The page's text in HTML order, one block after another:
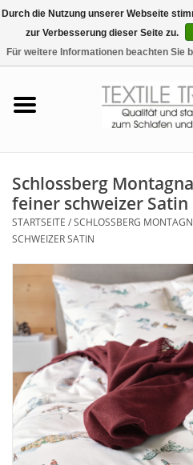
Tag & Nachtwäsche
Badezimmer & Sauna
Haus-Bademäntel
Plaids, Decken, Kissen
Mode & Accessoires
Schlossberg
feiner schweizer Satin
STARTSEITE /SCHLOSSBERG
SCHWEIZER SATIN
Durch die Nutzung unserer Webseite
zur Verbesserung dieser Seite zu.
Für weitere Informationen beachten Sie